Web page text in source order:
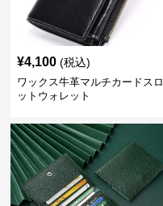
¥4,100 (税込)
ワックス牛革マルチカードスロ
ットウォレット